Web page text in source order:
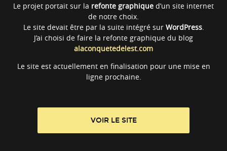
Le projet portait sur la refonte graphique d’un site internet
de notre choix.
Le site devait être par la suite intégré sur WordPress.
J’ai choisi de faire la refonte graphique du blog
alaconquetedelest.com
Le site est actuellement en finalisation pour une mise en
ligne prochaine.
VOIR LE SITE